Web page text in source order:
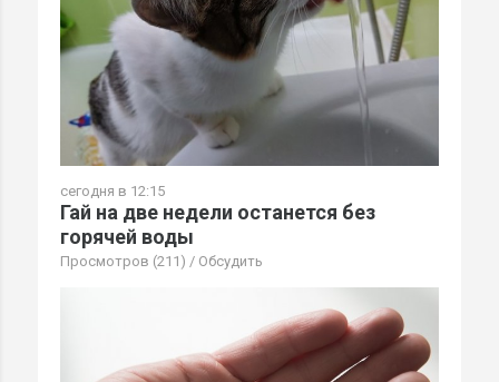
сегодня в 12:15
Гай на две недели останется без
горячей воды
Просмотров (211) / Обсудить